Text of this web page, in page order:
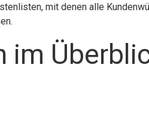
mit denen alle
im